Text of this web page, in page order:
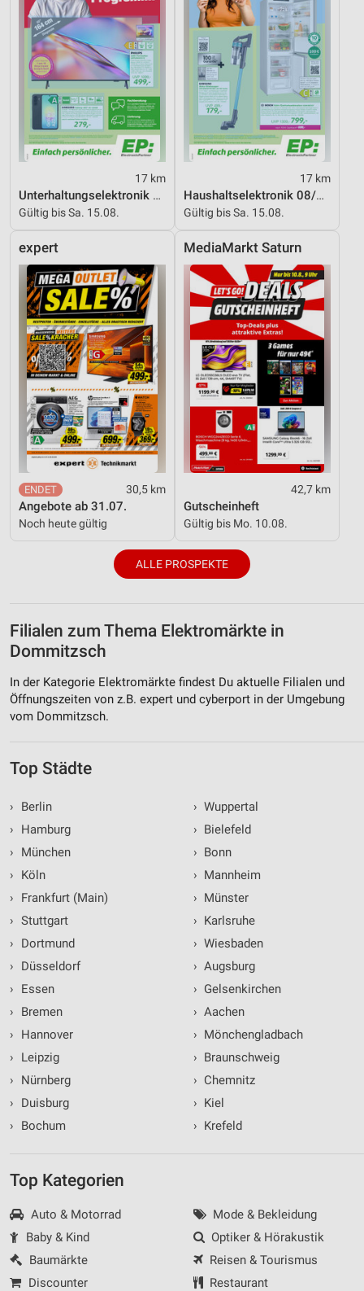
17 km
Unterhaltungselektronik 08/2026
Gültig bis Sa. 15.08.
17 km
Haushaltselektronik 08/2026
Gültig bis Sa. 15.08.
expert
30,5 km
Angebote ab 31.07.
Noch heute gültig
MediaMarkt Saturn
42,7 km
Gutscheinheft
Gültig bis Mo. 10.08.
ALLE PROSPEKTE
Filialen zum Thema Elektromärkte in
Dommitzsch
In der Kategorie Elektromärkte findest Du aktuelle Filialen und
Öffnungszeiten von z.B. expert und cyberport in der Umgebung
vom Dommitzsch.
Top Städte
›
Berlin
›
Hamburg
›
München
›
Köln
›
Frankfurt (Main)
› Stuttgart
›
Dortmund
›
Düsseldorf
›
Essen
›
Bremen
›
Hannover
›
Leipzig
›
Nürnberg
›
Duisburg
›
Bochum
› Wuppertal
› Bielefeld
› Bonn
› Mannheim
› Münster
› Karlsruhe
› Wiesbaden
› Augsburg
› Gelsenkirchen
› Aachen
› Mönchengladbach
› Braunschweig
› Chemnitz
› Kiel
› Krefeld
Top Kategorien
Auto & Motorrad
Baby & Kind
Baumärkte
Discounter
Mode & Bekleidung
Optiker & Hörakustik
Reisen & Tourismus
Restaurant